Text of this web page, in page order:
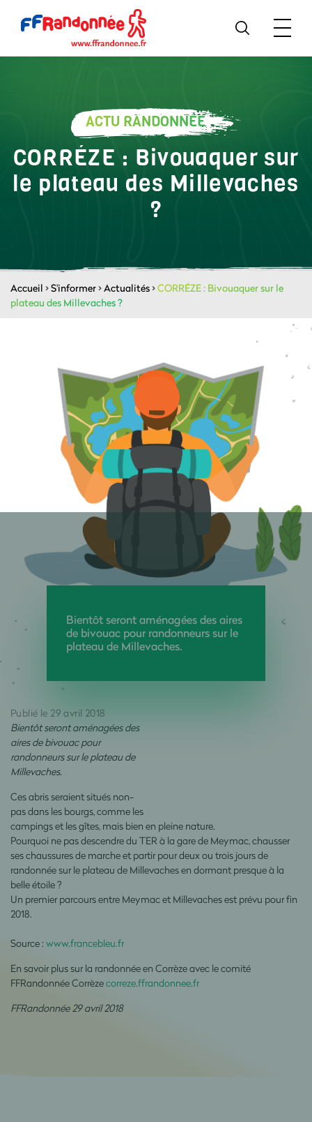
ACTU RANDONNÉE
CORRÉZE : Bivouaquer sur
le plateau des Millevaches
?
Accueil >S'informer>Actualités>CORRÉZE : Bivouaquer sur le
plateau des Millevaches ?
Bientôt seront aménagées des aires
de bivouac pour randonneurs sur le
plateau de Millevaches.
Publié le 29 avril 2018
Bientôt seront aménagées des
aires de bivouac pour
randonneurs sur le plateau de
Millevaches.
Ces abris seraient situés non-
pas dans les bourgs, comme les
campings et les gîtes, mais bien en pleine nature.
Pourquoi ne pas descendre du TER à la gare de Meymac, chausser
ses chaussures de marche et partir pour deux ou trois jours de
randonnée sur le plateau de Millevaches en dormant presque à la
belle étoile ?
Un premier parcours entre Meymac et Millevaches est prévu pour fin
2018.
Source : www.francebleu.fr
En savoir plus sur la randonnée en Corrèze avec le comité
FFRandonnée Corrèzecorreze.ffrandonnee.fr
FFRandonnée 29 avril 2018